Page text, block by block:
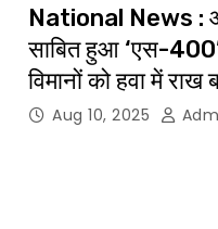
National News :
साबित हुआ ‘एस-
विमानों को हवा में
Aug 10, 2025